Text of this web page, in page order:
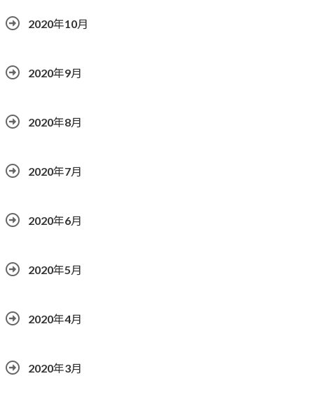
2020年10月
2020年9月
2020年8月
2020年7月
2020年6月
2020年5月
2020年4月
2020年3月